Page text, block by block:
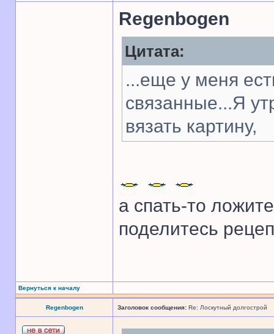
Regenbogen
Цитата:
...еще у меня
связанные...Я
вязать картину,
а спать-то
поделитесь
Вернуться к началу
Regenbogen Заголовок сообщения: Re: Лоскутный долгострой